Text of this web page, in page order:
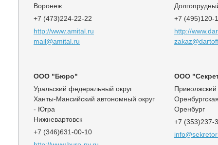
Воронеж
+7 (473)224-22-22
http://www.amital.ru
mail@amital.ru
+7 (495)120-
http://
ООО "Бюро"
Уральский федеральный округ
Ханты-Мансийский автономный округ
- Югра
Нижневартовск
+7 (346)631-00-10
ООО
Оренбург
+7 (353)237-